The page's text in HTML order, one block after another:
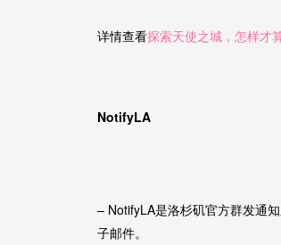
详情查看探索天使之城，怎样才
NotifyLA
– NotifyLA是洛杉矶官方群发通
子邮件。